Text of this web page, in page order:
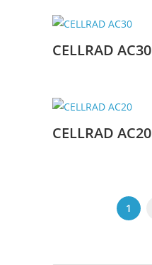
CELLRAD AC30
CELLRAD AC20
1